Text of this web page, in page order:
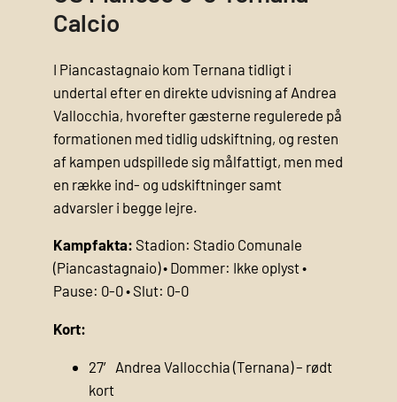
Calcio
I Piancastagnaio kom Ternana tidligt i
undertal efter en direkte udvisning af Andrea
Vallocchia, hvorefter gæsterne regulerede på
formationen med tidlig udskiftning, og resten
af kampen udspillede sig målfattigt, men med
en række ind- og udskiftninger samt
advarsler i begge lejre.
Kampfakta: Stadion: Stadio Comunale
(Piancastagnaio) • Dommer: Ikke oplyst •
Pause: 0-0 • Slut: 0-0
Kort:
27′ Andrea Vallocchia (Ternana) – rødt
kort